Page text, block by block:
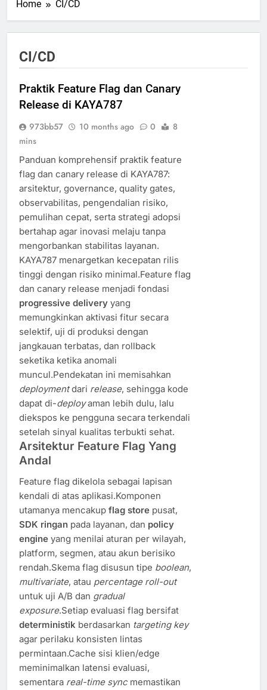
Home CI/CD
CI/CD
Praktik Feature Flag dan Canary
Release di KAYA787
973bb57 10 months ago 0
8
mins
Panduan komprehensif praktik feature
flag dan canary release di KAYA787:
arsitektur, governance, quality gates,
observabilitas, pengendalian risiko,
pemulihan cepat, serta strategi adopsi
bertahap agar inovasi melaju tanpa
mengorbankan stabilitas layanan.
KAYA787 menargetkan kecepatan rilis
tinggi dengan risiko minimal.Feature flag
dan canary release menjadi fondasi
progressive delivery yang
memungkinkan aktivasi fitur secara
selektif, uji di produksi dengan
jangkauan terbatas, dan rollback
seketika ketika anomali
muncul.Pendekatan ini memisahkan
deploymentdari release, sehingga kode
dapat di-deployaman lebih dulu, lalu
diekspos ke pengguna secara terkendali
setelah sinyal kualitas terbukti sehat.
Arsitektur Feature Flag Yang
Andal
Feature flag dikelola sebagai lapisan
kendali di atas aplikasi.Komponen
utamanya mencakup flag store pusat,
SDK ringan pada layanan, dan policy
engine yang menilai aturan per wilayah,
platform, segmen, atau akun berisiko
rendah.Skema flag disusun tipe boolean,
multivariate, atau percentage roll-out
untuk uji A/B dan gradual
exposure.Setiap evaluasi flag bersifat
deterministik berdasarkan targeting key
agar perilaku konsisten lintas
permintaan.Cache sisi klien/edge
meminimalkan latensi evaluasi,
sementara real-time syncmemastikan